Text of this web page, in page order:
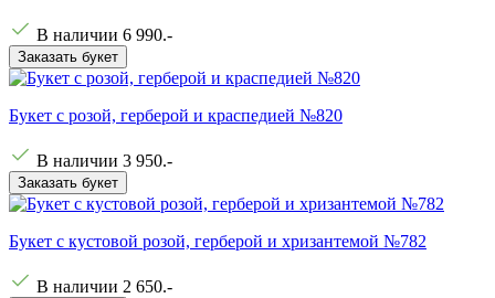
В наличии 6 990.-
Заказать букет
Букет с розой, герберой и краспедией №820
В наличии 3 950.-
Заказать букет
Букет с кустовой розой, герберой и хризантемой №782
В наличии 2 650.-